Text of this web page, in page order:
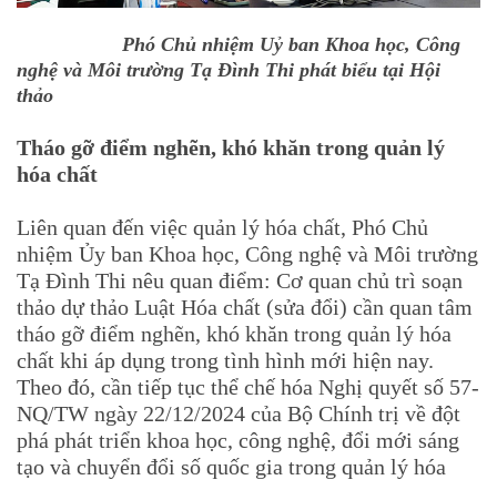
Phó Chủ nhiệm Uỷ ban Khoa học, Công
nghệ và Môi trường Tạ Đình Thi phát biểu tại Hội
thảo
Tháo gỡ điểm nghẽn, khó khăn trong quản lý
hóa chất
Liên quan đến việc quản lý hóa chất, Phó Chủ
nhiệm Ủy ban Khoa học, Công nghệ và Môi trường
Tạ Đình Thi nêu quan điểm: Cơ quan chủ trì soạn
thảo dự thảo Luật Hóa chất (sửa đổi) cần quan tâm
tháo gỡ điểm nghẽn, khó khăn trong quản lý hóa
chất khi áp dụng trong tình hình mới hiện nay.
Theo đó, cần tiếp tục thể chế hóa Nghị quyết số 57-
NQ/TW ngày 22/12/2024 của Bộ Chính trị về đột
phá phát triển khoa học, công nghệ, đổi mới sáng
tạo và chuyển đổi số quốc gia trong quản lý hóa